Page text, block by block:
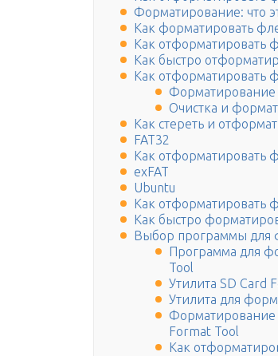
Форматирование: что
Как форматировать
Как отформатировать
Как быстро
Как отформатировать
Очистка и
Как стереть и
FAT32
Как отформатировать
exFAT
Ubuntu
Как отформатировать
Как быстро
Выбор программы для
Программа для
Tool
Утилита SD Card
Утилита для
Format Tool
Как